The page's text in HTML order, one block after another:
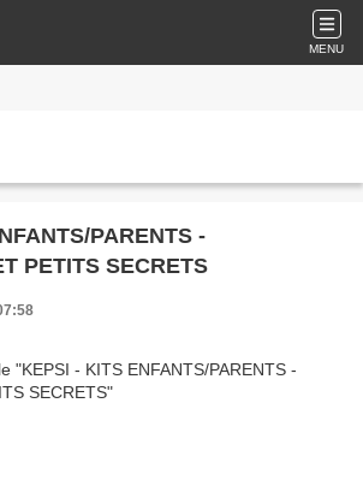
MENU
PARENTS -
PETITS SECRETS